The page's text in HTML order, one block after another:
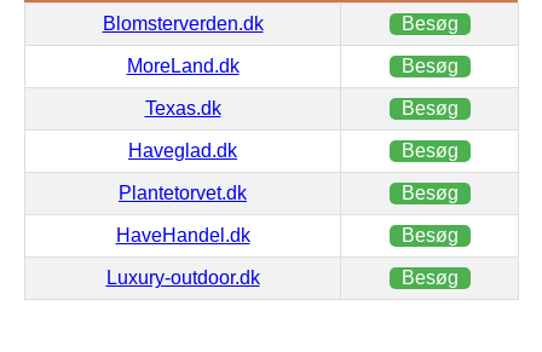
Blomsterverden.dk Besøg
MoreLand.dk Besøg
Texas.dk Besøg
Haveglad.dk Besøg
Plantetorvet.dk Besøg
HaveHandel.dk Besøg
Luxury-outdoor.dk Besøg